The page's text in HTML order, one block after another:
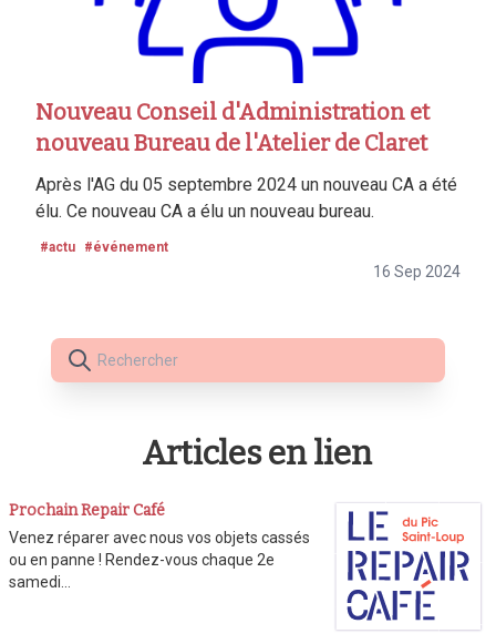
Nouveau Conseil d'Administration et
nouveau Bureau de l'Atelier de Claret
Après l'AG du 05 septembre 2024 un nouveau CA a été
élu. Ce nouveau CA a élu un nouveau bureau.
#actu #événement
16 Sep 2024
Articles en lien
Prochain Repair Café
Venez réparer avec nous vos objets cassés
ou en panne ! Rendez-vous chaque 2e
samedi…